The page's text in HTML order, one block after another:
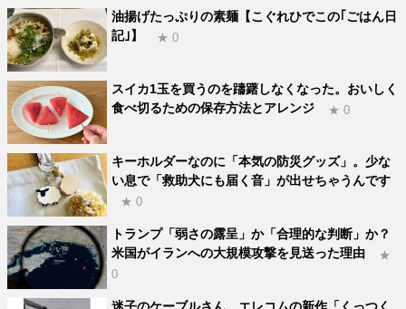
油揚げたっぷりの素麺【こぐれひでこの｢ごはん日
記｣】
★ 0
スイカ1玉を買うのを躊躇しなくなった。おいしく
食べ切るための保存方法とアレンジ
★ 0
キーホルダーなのに「本気の防災グッズ」。少な
い息で「救助犬にも届く音」が出せちゃうんです
★ 0
トランプ「弱さの露呈」か「合理的な判断」か？
米国がイランへの大規模攻撃を見送った理由
★
0